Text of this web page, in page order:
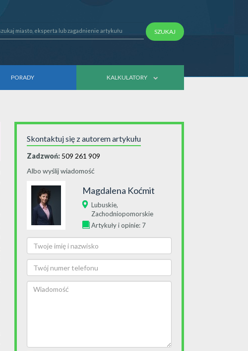
SZUKAJ
PORADY KALKULATORY
Skontaktuj się z autorem artykułu
Zadzwoń: 509 261 909
Albo wyślij wiadomość
Magdalena Koćmit
Lubuskie,
Zachodniopomorskie
Artykuły i opinie: 7